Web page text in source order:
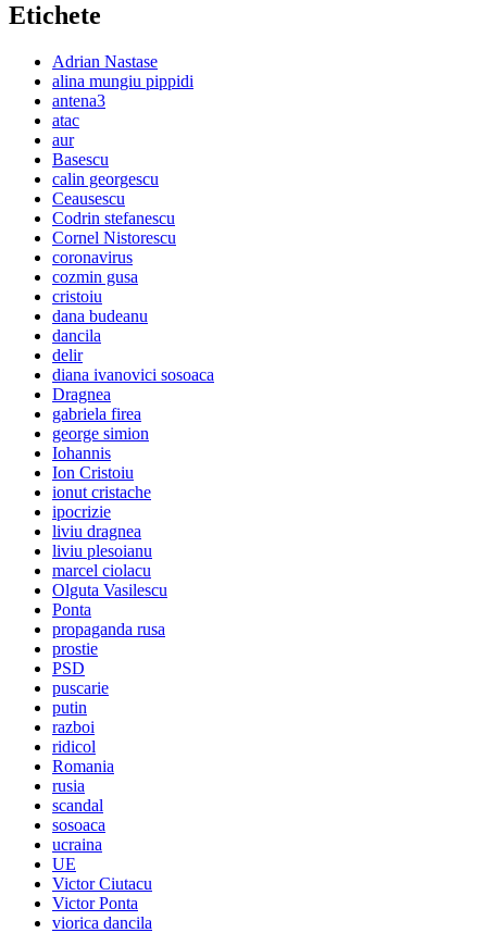
Etichete
Adrian Nastase
alina mungiu pippidi
antena3
atac
aur
Basescu
calin georgescu
Ceausescu
Codrin stefanescu
Cornel Nistorescu
coronavirus
cozmin gusa
cristoiu
dana budeanu
dancila
delir
diana ivanovici sosoaca
Dragnea
gabriela firea
george simion
Iohannis
Ion Cristoiu
ionut cristache
ipocrizie
liviu dragnea
liviu plesoianu
marcel ciolacu
Olguta Vasilescu
Ponta
propaganda rusa
prostie
PSD
puscarie
putin
razboi
ridicol
Romania
rusia
scandal
sosoaca
ucraina
UE
Victor Ciutacu
Victor Ponta
viorica dancila